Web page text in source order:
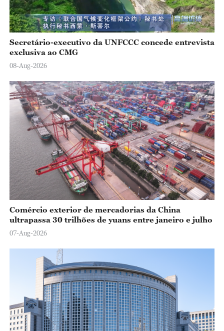
Secretário-executivo da UNFCCC concede entrevista
exclusiva ao CMG
08-Aug-2026
Comércio exterior de mercadorias da China
ultrapassa 30 trilhões de yuans entre janeiro e julho
07-Aug-2026